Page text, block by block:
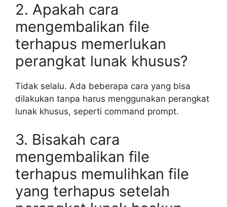
2. Apakah cara
mengembalikan file
terhapus memerlukan
perangkat lunak khusus?
Tidak selalu. Ada beberapa cara yang bisa
dilakukan tanpa harus menggunakan perangkat
lunak khusus, seperti command prompt.
3. Bisakah cara
mengembalikan file
terhapus memulihkan file
yang terhapus setelah